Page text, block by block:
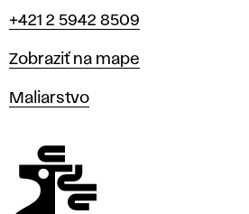
Telefón
+421 2 5942 8509
Mapa
Zobraziť na mape
Katedry
Maliarstvo